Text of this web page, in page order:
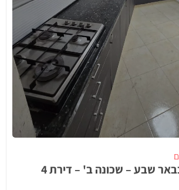
חדש למכירה בבאר שבע – שכונה ב' – דירת 4